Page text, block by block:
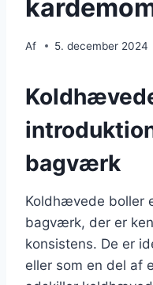
Af 5. december 2024
bagværk
Koldhævede boller
bagværk, der er
konsistens. De er
eller som en del af